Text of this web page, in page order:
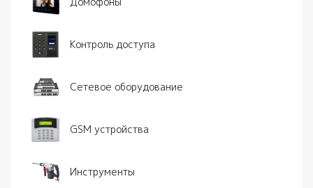
Контроль доступа
Сетевое оборудование
GSM устройства
Инструменты